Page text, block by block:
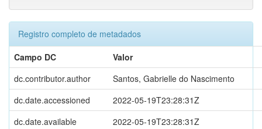
Registro completo de metadados
Campo DC
Valor
dc.contributor.author
Santos, Gabrielle do Nascimento
dc.date.accessioned
2022-05-19T23:28:31Z
dc.date.available
2022-05-19T23:28:31Z